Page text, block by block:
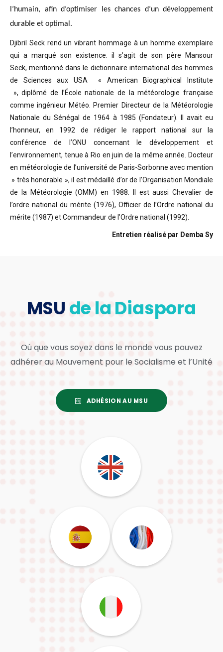
l’humain, afin d’optimiser les chances d’un développement
durable et optimal.
Djibril Seck rend un vibrant hommage à un homme exemplaire
qui a marqué son existence. il s’agit de son père Mansour
Seck,mentionné dans le dictionnaire international des hommes
de Sciences aux USA « American Biographical Institute
», diplômé de l’École nationale de la météorologie française
comme ingénieur Météo. Premier Directeur de la Météorologie
Nationale du Sénégal de 1964 à 1985 (Fondateur). Il avait eu
l’honneur, en 1992 de rédiger le rapport national sur la
conférence de l’ONU concernant le développement et
l’environnement, tenue à Rio en juin de la même année.
Docteur
en météorologie de l’université de Paris-Sorbonne avec mention
» très honorable », il est médaillé d’or de l’Organisation Mondiale
de la Météorologie (OMM) en 1988. Il est aussi Chevalier de
l’ordre national du mérite (1976), Officier de l’Ordre national du
mérite (1987) et Commandeur de l’Ordre national (1992).
Entretien réalisé par Demba Sy
MSU de la Diaspora
Où que vous soyez dans le monde vous pouvez
adhérer au Mouvement pour le Socialisme et l’Unité
ADHÉSION AU MSU